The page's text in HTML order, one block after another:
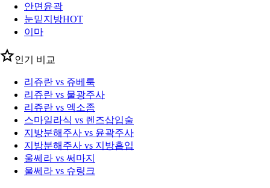
안면윤곽
눈밑지방HOT
이마
인기 비교
리쥬란 vs 쥬베룩
리쥬란 vs 물광주사
리쥬란 vs 엑소좀
스마일라식 vs 렌즈삽입술
지방분해주사 vs 윤곽주사
지방분해주사 vs 지방흡입
울쎄라 vs 써마지
울쎄라 vs 슈링크